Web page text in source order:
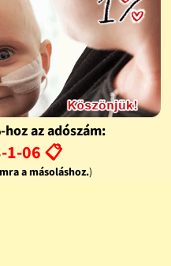
az adószám:
1-06 📋
a másoláshoz.)